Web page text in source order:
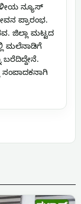
ನ್ಯೂಸ್
ಪ್ರಾರಂಭ.
ಜಿಲ್ಲಾ ಮಟ್ಟದ
ಮಲೆನಾಡಿಗೆ